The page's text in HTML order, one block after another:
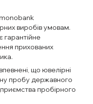
виробів умовам.
гарантійне
прихованих
що ювелірні
пробу державного
пробірного